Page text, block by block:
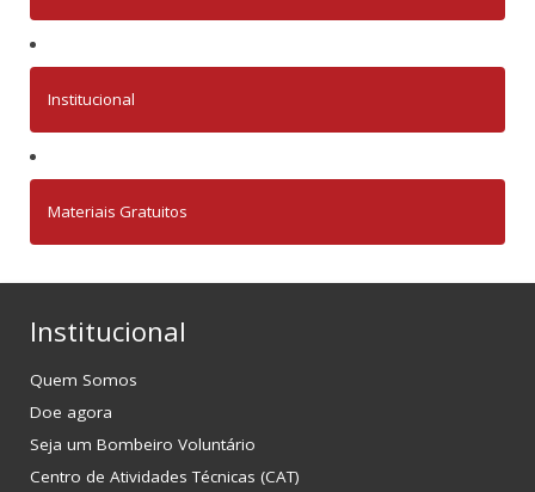
Institucional
Materiais Gratuitos
Institucional
Quem Somos
Doe agora
Seja um Bombeiro Voluntário
Centro de Atividades Técnicas (CAT)